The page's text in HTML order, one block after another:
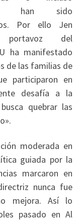
han sido
Por ello Jen
portavoz del
ha manifestado
de las familias de
participaron en
desafía a la
quebrar las
moderada en
guiada por la
marcaron en
nunca fue
mejora. Así lo
pasado en Al